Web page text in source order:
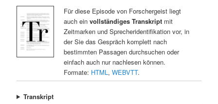
Für diese Episode von Forschergeist liegt
auch ein vollständiges Transkriptmit
Zeitmarken und Sprecheridentifikation vor, in
der Sie das Gespräch komplett nach
bestimmten Passagen durchsuchen oder
einfach auch nur nachlesen können.
Formate: HTML, WEBVTT.
Transkript